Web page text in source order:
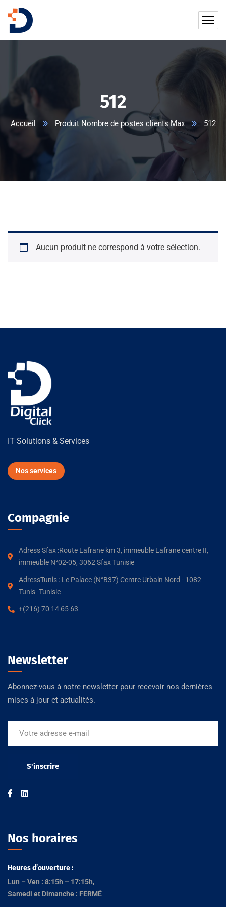
512
Accueil Produit Nombre de postes clients Max 512
Aucun produit ne correspond à votre sélection.
IT Solutions & Services
Nos services
Compagnie
Adress Sfax :Route Lafrane km 3, immeuble Lafrane centre II,
immeuble N°02-05, 3062 Sfax Tunisie
AdressTunis : Le Palace (N°B37) Centre Urbain Nord - 1082
Tunis -Tunisie
+(216) 70 14 65 63
Newsletter
Abonnez-vous à notre newsletter pour recevoir nos dernières
mises à jour et actualités.
Nos horaires
Heures d’ouverture :
Lun – Ven : 8:15h – 17:15h,
Samedi et Dimanche : FERMÉ